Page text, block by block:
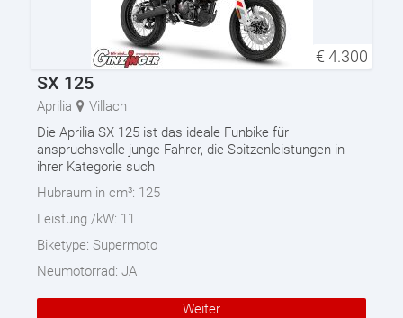
€ 4.300
SX 125
Aprilia
Villach
Die Aprilia SX 125 ist das ideale Funbike für
anspruchsvolle junge Fahrer, die Spitzenleistungen in
ihrer Kategorie such
Hubraum in cm³: 125
Leistung /kW: 11
Biketype: Supermoto
Neumotorrad: JA
Weiter